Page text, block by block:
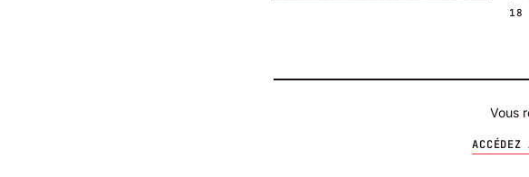
18
Vous